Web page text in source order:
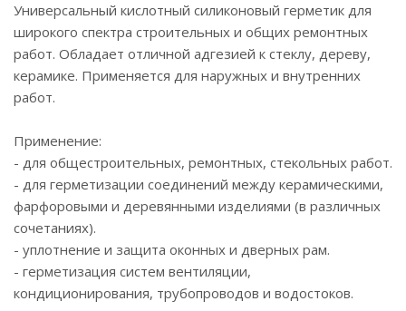
Универсальный кислотный силиконовый герметик для
широкого спектра строительных и общих ремонтных
работ. Обладает отличной адгезией к стеклу, дереву,
керамике. Применяется для наружных и внутренних
работ.
Применение:
- для общестроительных, ремонтных, стекольных работ.
- для герметизации соединений между керамическими,
фарфоровыми и деревянными изделиями (в различных
сочетаниях).
- уплотнение и защита оконных и дверных рам.
- герметизация систем вентиляции,
кондиционирования, трубопроводов и водостоков.